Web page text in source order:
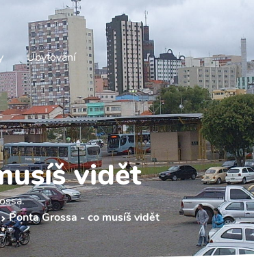
Ubytování
vidět
Ponta Grossa - co musíš vidět